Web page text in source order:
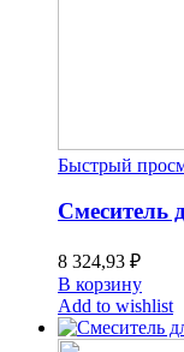
Быстрый
Смеситель
8 324,93 ₽
В корзину
Add to wishlist